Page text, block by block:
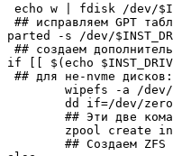
echo w | fdisk /dev/
## исправляем GPT
parted -s /dev/
## создаем
if [[ $(echo
## для не-nvme дисков: